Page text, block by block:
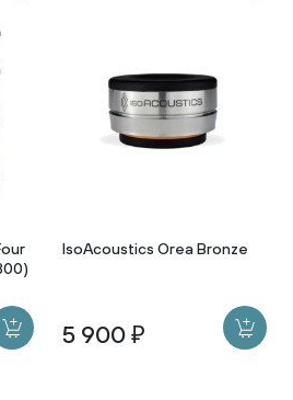
IsoAcoustics Orea Bronze
5 900 ₽